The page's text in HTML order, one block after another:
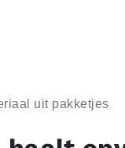
uit pakketjes